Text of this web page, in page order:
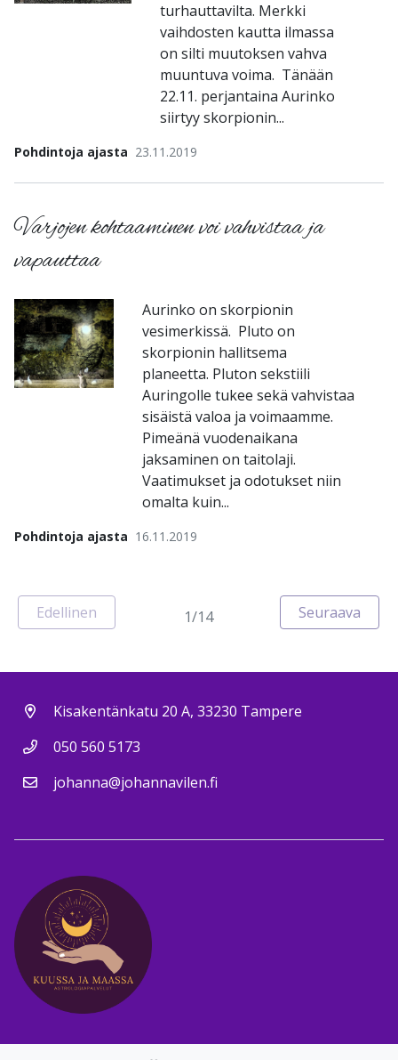
Pohdintoja ajasta 23.11.2019
turhauttavilta. Merkki
vaihdosten kautta ilmassa
on silti muutoksen vahva
muuntuva voima. Tänään
22.11. perjantaina Aurinko
siirtyy skorpionin...
Pohdintoja ajasta 16.11.2019
Varjojen kohtaaminen voi vahvistaa ja
vapauttaa
Aurinko on skorpionin
vesimerkissä. Pluto on
skorpionin hallitsema
planeetta. Pluton sekstiili
Auringolle tukee sekä vahvistaa
sisäistä valoa ja voimaamme.
Pimeänä vuodenaikana
jaksaminen on taitolaji.
Vaatimukset ja odotukset niin
omalta kuin...
Edellinen
Sivu
1/14 Seuraava
Kisakentänkatu 20 A, 33230 Tampere
050 560 5173
johanna@johannavilen.fi